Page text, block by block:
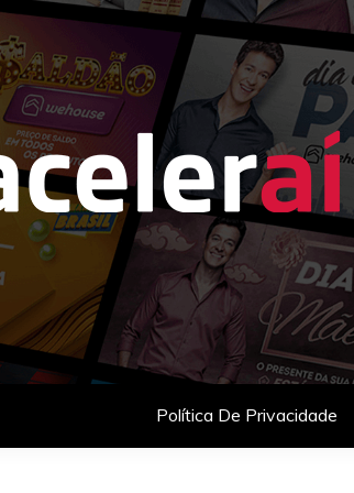
com celebridades e planejamento
Política De Privacidade